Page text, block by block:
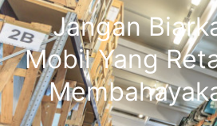
Jangan
Mobil Yang